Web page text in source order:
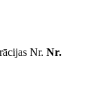
Nr. Nr.